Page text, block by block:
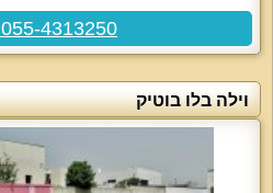
055-4313250 - פנחס
וילה בלו בוטיק